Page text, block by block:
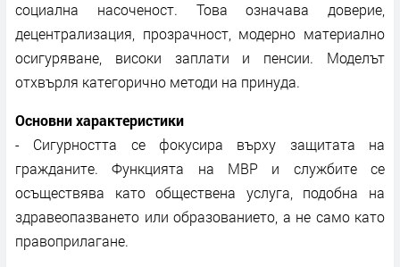
социална насоченост. Това означава доверие,
децентрализация, прозрачност, модерно материално
осигуряване, високи заплати и пенсии. Моделът
отхвърля категорично методи на принуда.
Основни характеристики
- Сигурността се фокусира върху защитата на
гражданите. Функцията на МВР и службите се
осъществява като обществена услуга, подобна на
здравеопазването или образованието, а не само като
правоприлагане.